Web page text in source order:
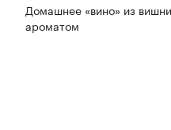
Домашнее «вино» из
ароматом